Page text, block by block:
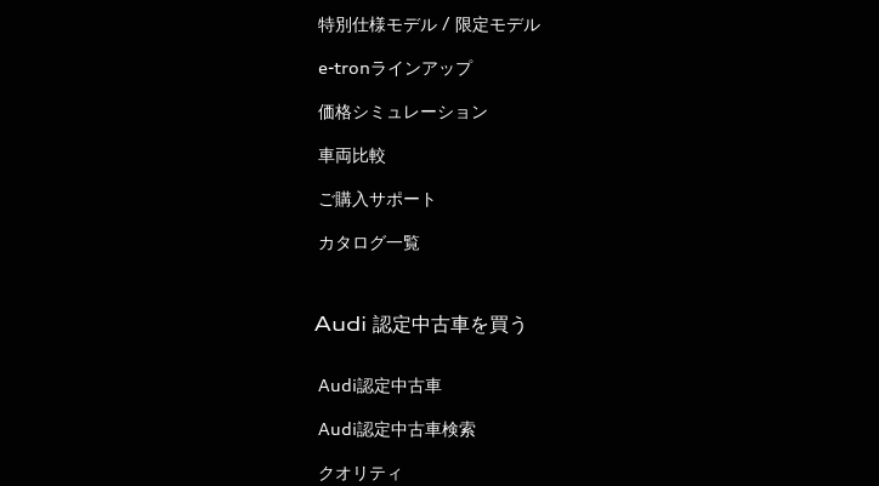
特別仕様モデル / 限定モデル
e-tronラインアップ
価格シミュレーション
車両比較
ご購入サポート
カタログ一覧
Audi 認定中古車を買う
Audi認定中古車
Audi認定中古車検索
クオリティ